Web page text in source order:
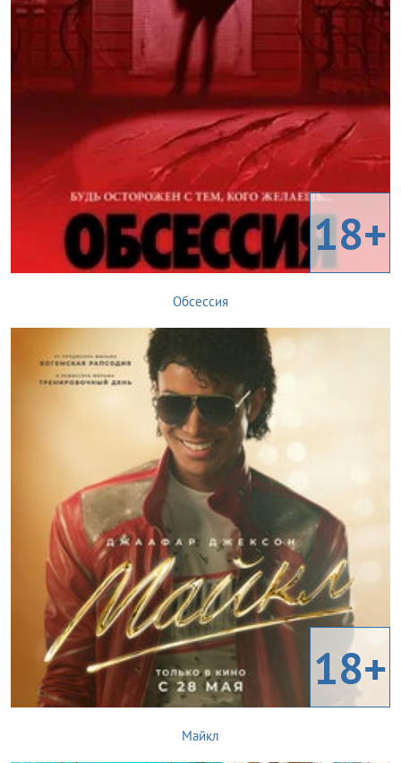
18+
Обсессия
18+
Майкл